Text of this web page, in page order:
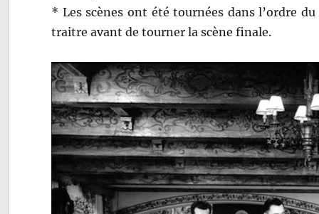
* Les scènes ont été tournées dans l’ordre
traitre avant de tourner la scène finale.